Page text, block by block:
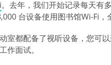
。去年，我们开始记录每天有
台设备使用图书馆Wi-Fi，
室都配备了视听设备，您可
作面试。